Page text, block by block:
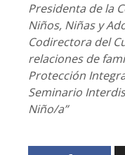
Presidenta de la
Niños, Niñas y
Codirectora del
relaciones de
Protección
Seminario
Niño/a”